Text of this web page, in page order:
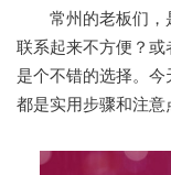
常州的老板们，
联系起来不方便？
是个不错的选择。
都是实用步骤和注意